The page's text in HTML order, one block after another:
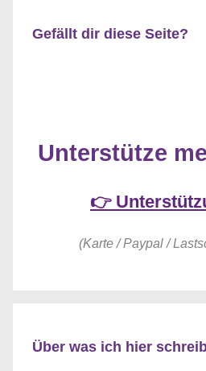
Gefällt dir diese Seite?
Unterstütze
👉
(Karte / Paypal /
Über was ich hier